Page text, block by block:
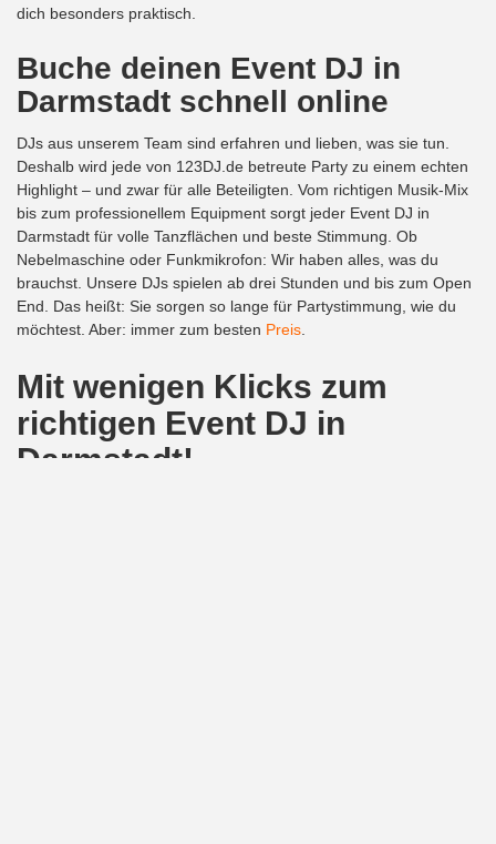
dich besonders praktisch.
Buche deinen Event DJ in
Darmstadt schnell online
DJs aus unserem Team sind erfahren und lieben, was sie tun.
Deshalb wird jede von 123DJ.de betreute Party zu einem echten
Highlight – und zwar für alle Beteiligten. Vom richtigen Musik-Mix
bis zum professionellem Equipment sorgt jeder Event DJ in
Darmstadt für volle Tanzflächen und beste Stimmung. Ob
Nebelmaschine oder Funkmikrofon: Wir haben alles, was du
brauchst. Unsere DJs spielen ab drei Stunden und bis zum Open
End. Das heißt: Sie sorgen so lange für Partystimmung, wie du
möchtest. Aber: immer zum besten Preis
Mit wenigen Klicks zum
richtigen Event DJ in
Darmstadt!